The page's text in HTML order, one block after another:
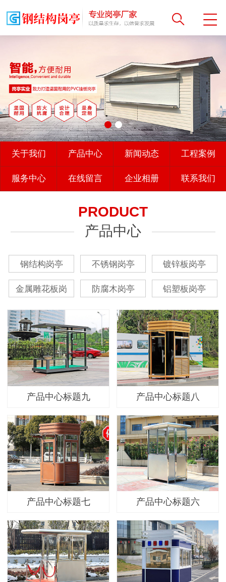
关于我们 产品中心 新闻动态 工程案例
服务中心 在线留言 企业相册 联系我们
PRODUCT
产品中心
钢结构岗亭 不锈钢岗亭 镀锌板岗亭
金属雕花板岗 防腐木岗亭 铝塑板岗亭
产品中心标题九 产品中心标题八
产品中心标题七 产品中心标题六